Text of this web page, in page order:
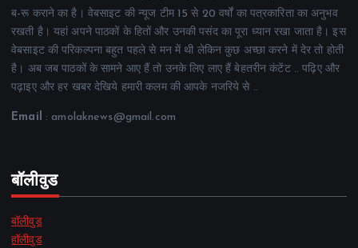
ब-रू कराने का है। वेबसाइट की न्यूज टीम 15 से 20 वर्षों का पत्रकारिता का अनुभव
रखती है। यहां अपने पाठकों के हितों और उनकी पसंद का पूरा ध्यान रखा जाता है। इस
वेबसाइट की परिकल्पना बहुत पहले से मन में थी लेकिन कुछ अच्छा करने में देर तो होती
है। अब जब पाठकों के सामने आए हैं तो उनके लिए लाए हैं बेहतरीन कंटेंट .. पढ़िए और
पढ़ाइए और हर खबर देखिये हमारी कलम की आपके नजरिये से ..
Email : amolaknews@gmail.com
बॉलीवुड
बॉलीवुड
हॉलीवुड